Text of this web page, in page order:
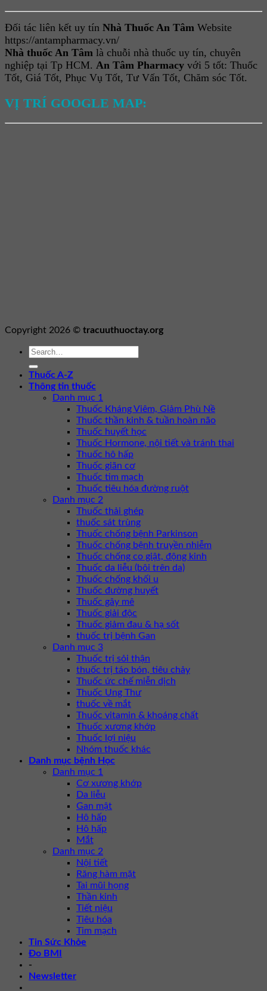
Đối tác liên kết uy tín Nhà Thuốc An Tâm Website
https://antampharmacy.vn/
Nhà thuốc An Tâm là chuỗi nhà thuốc uy tín, chuyên
nghiệp tại Tp HCM. An Tâm Pharmacy với 5 tốt: Thuốc
Tốt, Giá Tốt, Phục Vụ Tốt, Tư Vấn Tốt, Chăm sóc Tốt.
VỊ TRÍ GOOGLE MAP:
Copyright 2026 © tracuuthuoctay.org
Thuốc A-Z
Thông tin thuốc
Danh mục 1
Thuốc Kháng Viêm, Giảm Phù Nề
Thuốc thần kinh & tuần hoàn não
Thuốc huyết học
Thuốc Hormone, nội tiết và tránh thai
Thuốc hô hấp
Thuốc giãn cơ
Thuốc tim mạch
Thuốc tiêu hóa đường ruột
Danh mục 2
Thuốc thải ghép
thuốc sát trùng
Thuốc chống bệnh Parkinson
Thuốc chống bệnh truyền nhiễm
Thuốc chống co giật, động kinh
Thuốc da liễu (bôi trên da)
Thuốc chống khối u
Thuốc đường huyết
Thuốc gây mê
Thuốc giải độc
Thuốc giảm đau & hạ sốt
thuốc trị bệnh Gan
Danh mục 3
Thuốc trị sỏi thận
thuốc trị táo bón, tiêu chảy
Thuốc ức chế miễn dịch
Thuốc Ung Thư
thuốc về mắt
Thuốc vitamin & khoáng chất
Thuốc xương khớp
Thuốc lợi niệu
Nhóm thuốc khác
Danh mục bệnh Học
Danh mục 1
Cơ xương khớp
Da liễu
Gan mật
Hô hấp
Hô hấp
Mắt
Danh mục 2
Nội tiết
Răng hàm mặt
Tai mũi họng
Thần kinh
Tiết niệu
Tiêu hóa
Tim mạch
Tin Sức Khỏe
Đo BMI
-
Newsletter